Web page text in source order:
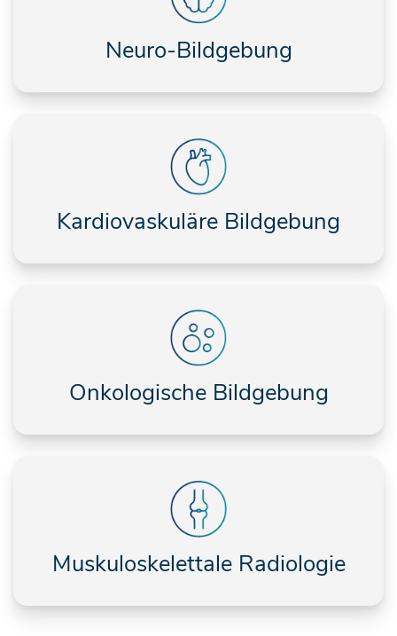
Neuro-Bildgebung
Kardiovaskuläre Bildgebung
Onkologische Bildgebung
Muskuloskelettale Radiologie